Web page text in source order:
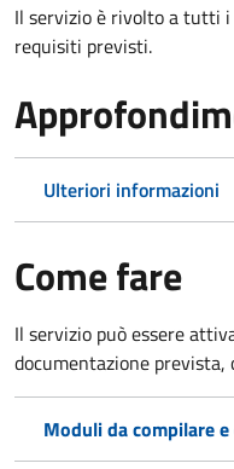
Il servizio è rivolto a tutti
requisiti previsti.
Ulteriori informazioni
Come fare
Il servizio può essere
documentazione prevista,
Moduli da compilare